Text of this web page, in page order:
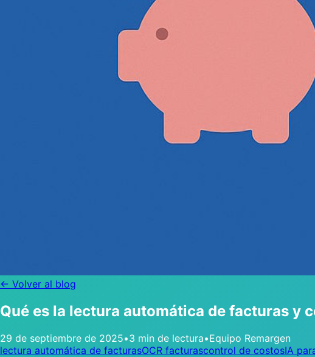
← Volver al blog
Qué es la lectura automática de facturas y
29 de septiembre de 2025•3 min de lectura•Equipo Remargen
lectura automática de facturasOCR facturascontrol de costosIA